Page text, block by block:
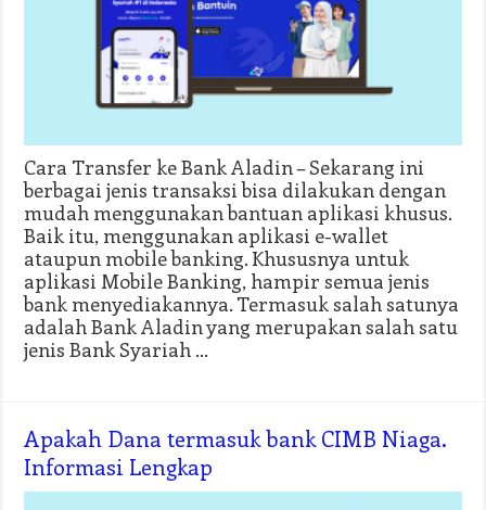
Cara Transfer ke Bank Aladin – Sekarang ini
berbagai jenis transaksi bisa dilakukan dengan
mudah menggunakan bantuan aplikasi khusus.
Baik itu, menggunakan aplikasi e-wallet
ataupun mobile banking. Khususnya untuk
aplikasi Mobile Banking, hampir semua jenis
bank menyediakannya. Termasuk salah satunya
adalah Bank Aladin yang merupakan salah satu
jenis Bank Syariah …
Apakah Dana termasuk bank CIMB Niaga.
Informasi Lengkap